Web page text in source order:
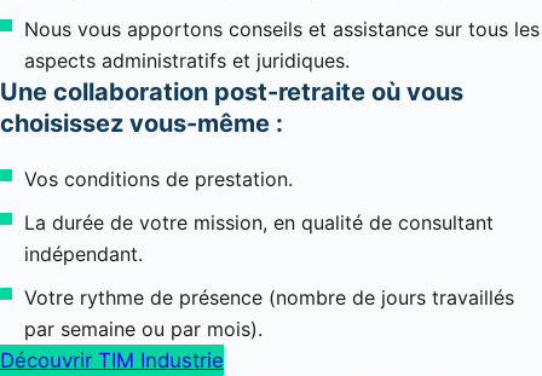
Nous vous apportons conseils et assistance sur tous les
aspects administratifs et juridiques.
Une collaboration post-retraite où vous
choisissez vous-même :
Vos conditions de prestation.
La durée de votre mission, en qualité de consultant
indépendant.
Votre rythme de présence (nombre de jours travaillés
par semaine ou par mois).
Découvrir TIM Industrie